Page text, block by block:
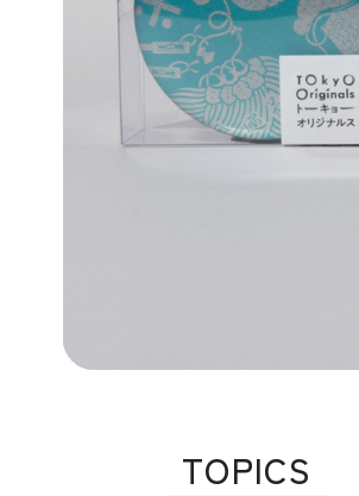
TOPICS